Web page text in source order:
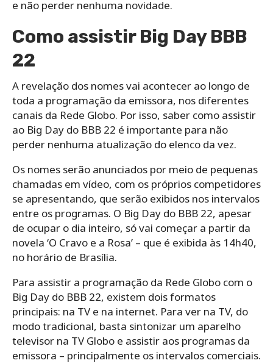
e não perder nenhuma novidade.
Como assistir Big Day BBB
22
A revelação dos nomes vai acontecer ao longo de
toda a programação da emissora, nos diferentes
canais da Rede Globo. Por isso, saber como assistir
ao Big Day do BBB 22 é importante para não
perder nenhuma atualização do elenco da vez.
Os nomes serão anunciados por meio de pequenas
chamadas em vídeo, com os próprios competidores
se apresentando, que serão exibidos nos intervalos
entre os programas. O Big Day do BBB 22, apesar
de ocupar o dia inteiro, só vai começar a partir da
novela ‘O Cravo e a Rosa’ – que é exibida às 14h40,
no horário de Brasília.
Para assistir a programação da Rede Globo com o
Big Day do BBB 22, existem dois formatos
principais: na TV e na internet. Para ver na TV, do
modo tradicional, basta sintonizar um aparelho
televisor na TV Globo e assistir aos programas da
emissora – principalmente os intervalos comerciais.